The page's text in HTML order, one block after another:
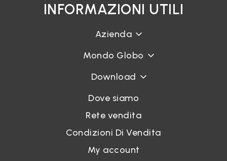
INFORMAZIONI UTILI
Azienda
Mondo Globo
Download
Dove siamo
Rete vendita
Condizioni Di Vendita
My account